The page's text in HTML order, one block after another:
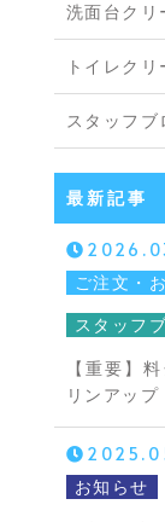
洗面台クリ
トイレク
スタッフブ
最新記事
ご注文・
スタッフ
【重要】
リンアップ
お知らせ